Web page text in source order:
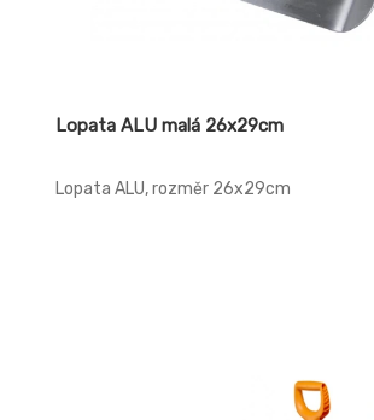
Lopata ALU malá 26x29cm
Lopata ALU, rozměr 26x29cm